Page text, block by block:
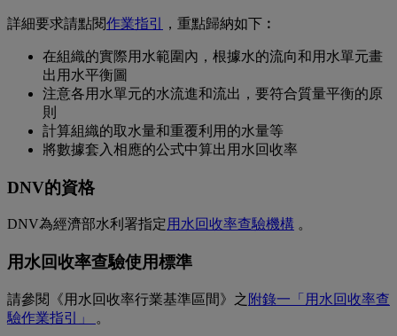
詳細要求請點閱作業指引 ，重點歸納如下︰
在組織的實際用水範圍內，根據水的流向和用水單元畫
出用水平衡圖
注意各用水單元的水流進和流出，要符合質量平衡的原
則
計算組織的取水量和重覆利用的水量等
將數據套入相應的公式中算出用水回收率
DNV的資格
DNV為經濟部水利署指定用水回收率查驗機構 。
用水回收率查驗使用標準
請參閱《用水回收率行業基準區間》之 附錄一「用水回收率查
驗作業指引」
。